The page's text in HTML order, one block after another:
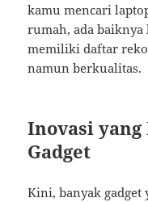
kamu mencari
rumah, ada
memiliki daftar
namun berkualitas.
Inovasi yang
Gadget
Kini, banyak